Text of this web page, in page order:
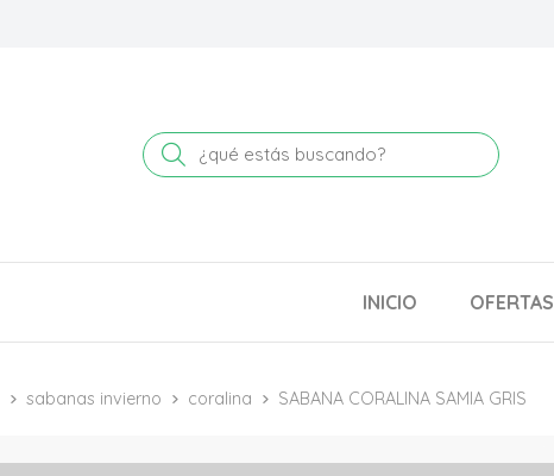
Buscar
INICIO OFERTAS
sabanas invierno coralina SABANA CORALINA SAMIA GRIS